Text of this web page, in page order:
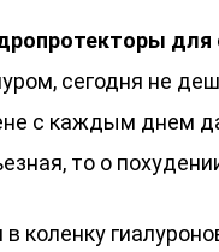
для
сегодня не
с каждым днем
то о
в коленку